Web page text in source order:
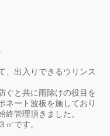
、出入りできるウリンス
ぐと共に雨除けの役目を
ネート波板を施しており
終管理頂きました。
㎡です。